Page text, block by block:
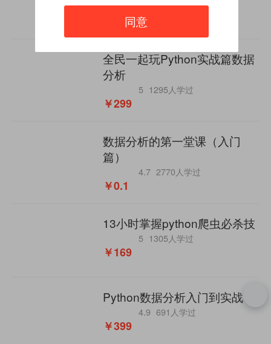
4.9 2120人学过
￥199
全民一起玩Python实战篇数据
分析
5 1295人学过
￥299
数据分析的第一堂课（入门
篇）
4.7 2770人学过
￥0.1
13小时掌握python爬虫必杀技
5 1305人学过
￥169
Python数据分析入门到实战
4.9 691人学过
￥399
同意